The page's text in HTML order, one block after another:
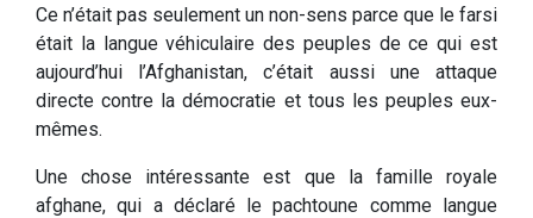
Ce n’était pas seulement un non-sens parce que le farsi
était la langue véhiculaire des peuples de ce qui est
aujourd’hui l’Afghanistan, c’était aussi une attaque
directe contre la démocratie et tous les peuples eux-
mêmes.
Une chose intéressante est que la famille royale
afghane, qui a déclaré le pachtoune comme langue